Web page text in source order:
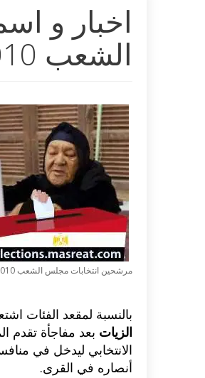
اخبار و
الشعب 2010 دائرة كفر الزيات
مرشحين انتخابات مجلس الشعب 2010 دائرة كفر الزيات
بالنسبة لمقعد الفئات
الزيات بعد مفاجأة تقدم
الانتخابي ليدخل في
أنصاره في القرى.